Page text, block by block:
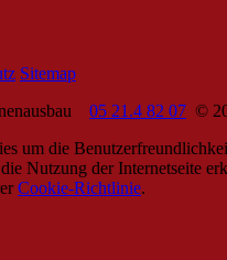
Sitemap
05 21.4 82 07 ©
um die
Nutzung der Internetseite
Cookie-Richtlinie.